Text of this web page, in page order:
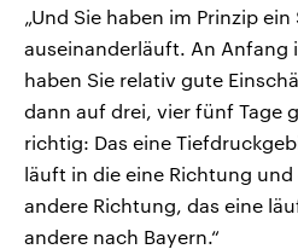
„Und Sie haben im Prinzip
auseinanderläuft. An Anfang
haben Sie relativ gute
dann auf drei, vier fünf Tage
richtig: Das eine
läuft in die eine Richtung und
andere Richtung, das eine
andere nach Bayern.“